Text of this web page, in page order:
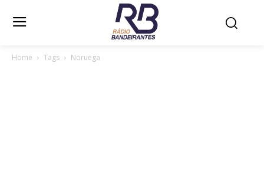
Home Tags Noruega